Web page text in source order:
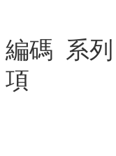
編碼 系
項